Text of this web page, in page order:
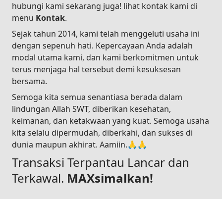
hubungi kami sekarang juga! lihat kontak kami di
menu Kontak.
Sejak tahun 2014, kami telah menggeluti usaha ini
dengan sepenuh hati. Kepercayaan Anda adalah
modal utama kami, dan kami berkomitmen untuk
terus menjaga hal tersebut demi kesuksesan
bersama.
Semoga kita semua senantiasa berada dalam
lindungan Allah SWT, diberikan kesehatan,
keimanan, dan ketakwaan yang kuat. Semoga usaha
kita selalu dipermudah, diberkahi, dan sukses di
dunia maupun akhirat. Aamiin.🙏🙏
Transaksi Terpantau Lancar dan
Terkawal. MAXsimalkan!